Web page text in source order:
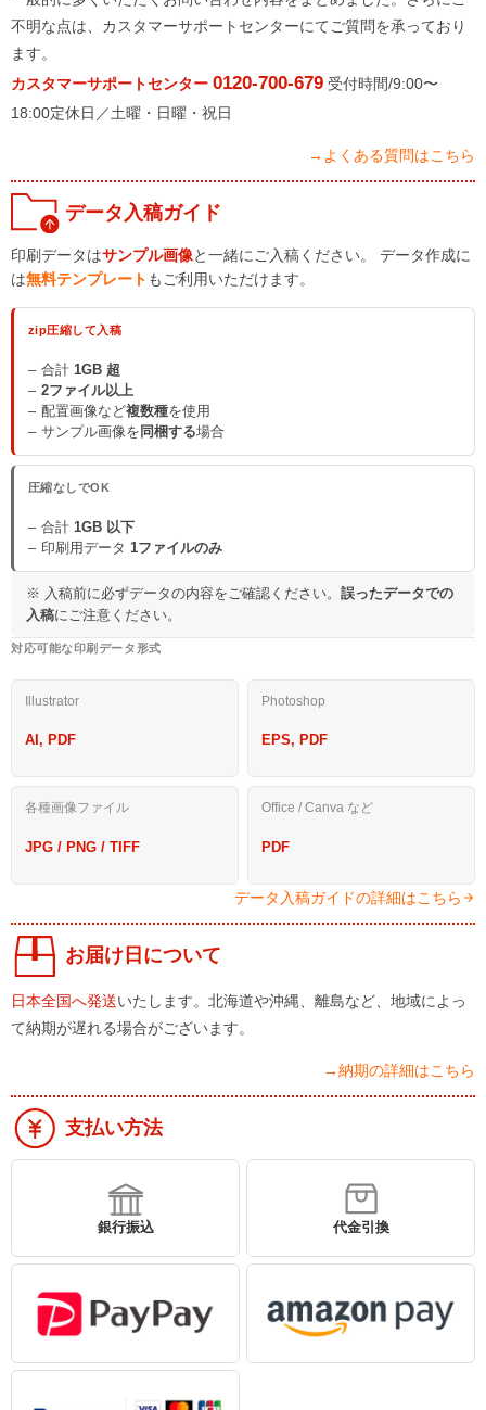
不明な点は、カスタマーサポートセンターにてご質問を承っており
ます。
カスタマーサポートセンター 0120-700-679 受付時間/9:00〜
18:00定休日／土曜・日曜・祝日
→よくある質問はこちら
データ入稿ガイド
印刷データはサンプル画像と一緒にご入稿ください。 データ作成に
は無料テンプレート もご利用いただけます。
zip圧縮して入稿
合計 1GB 超
2ファイル以上
配置画像など複数種を使用
サンプル画像を 同梱する場合
圧縮なしでOK
合計 1GB 以下
印刷用データ 1ファイルのみ
※ 入稿前に必ずデータの内容をご確認ください。 誤ったデータでの
入稿にご注意ください。
対応可能な印刷データ形式
Illustrator
AI, PDF
Photoshop
EPS, PDF
各種画像ファイル
JPG / PNG / TIFF
Office / Canva など
PDF
データ入稿ガイドの詳細はこちら
お届け日について
日本全国へ発送いたします。北海道や沖縄、離島など、地域によっ
て納期が遅れる場合がございます。
→納期の詳細はこちら
支払い方法
銀行振込 代金引換